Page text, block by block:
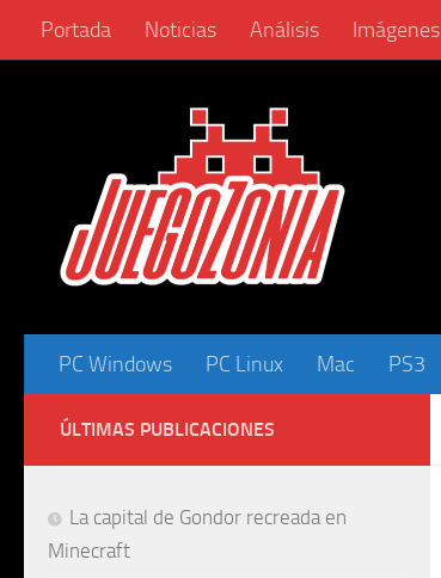
Saltar al contenido
Portada Noticias Análisis Imágenes
PC Windows PC Linux Mac PS3
ÚLTIMAS PUBLICACIONES
La capital de Gondor recreada en
Minecraft